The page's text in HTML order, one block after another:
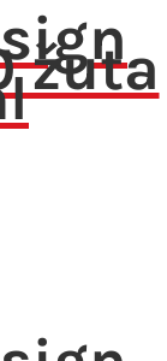
žuta